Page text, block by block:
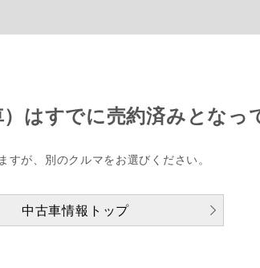
はすでに売約済みとなっ
すが、別のクルマをお選びください。
中古車情報トップ